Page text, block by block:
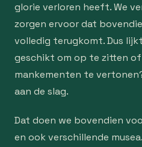
glorie verloren heeft. We
zorgen ervoor dat
volledig terugkomt. Dus
geschikt om op te zitten
mankementen te
aan de slag.
Dat doen we bovendien
en ook verschillende